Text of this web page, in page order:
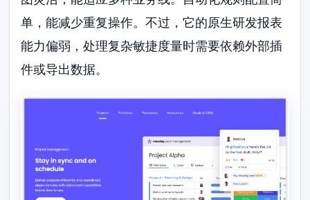
单，能减少重复操作。不过，它的原生研发报表
能力偏弱，处理复杂敏捷度量时需要依赖外部插
件或导出数据。